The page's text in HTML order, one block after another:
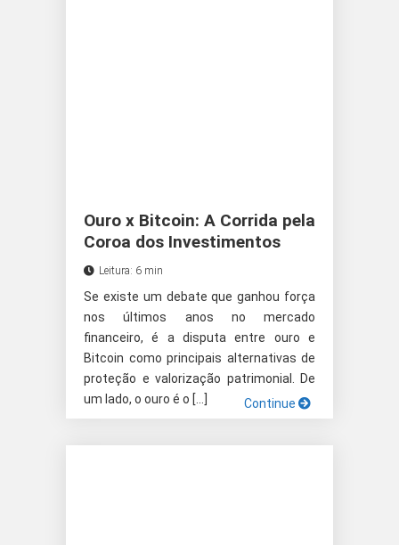
Ouro x Bitcoin: A Corrida pela
Coroa dos Investimentos
Leitura: 6 min
Se existe um debate que ganhou força
nos últimos anos no mercado
financeiro, é a disputa entre ouro e
Bitcoin como principais alternativas de
proteção e valorização patrimonial. De
um lado, o ouro é o […]
Continue